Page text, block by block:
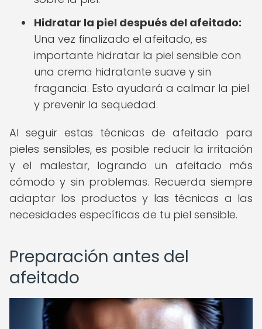
Hidratar la piel después del afeitado:
Una vez finalizado el afeitado, es
importante hidratar la piel sensible con
una crema hidratante suave y sin
fragancia. Esto ayudará a calmar la piel
y prevenir la sequedad.
Al seguir estas técnicas de afeitado para
pieles sensibles, es posible reducir la irritación
y el malestar, logrando un afeitado más
cómodo y sin problemas. Recuerda siempre
adaptar los productos y las técnicas a las
necesidades específicas de tu piel sensible.
Preparación antes del
afeitado